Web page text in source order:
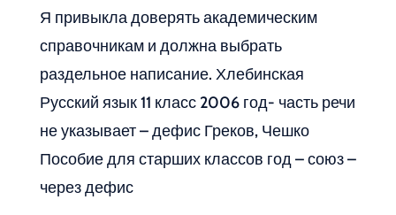
Я привыкла доверять академическим
справочникам и должна выбрать
раздельное написание. Хлебинская
Русский язык 11 класс 2006 год- часть речи
не указывает – дефис Греков, Чешко
Пособие для старших классов год – союз –
через дефис